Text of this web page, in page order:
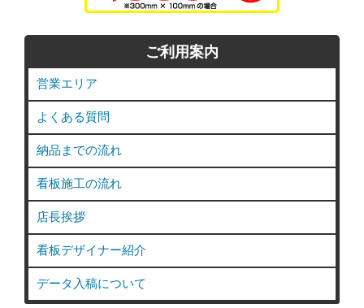
ご利用案内
営業エリア
よくある質問
納品までの流れ
看板施工の流れ
店長挨拶
看板デザイナー紹介
データ入稿について